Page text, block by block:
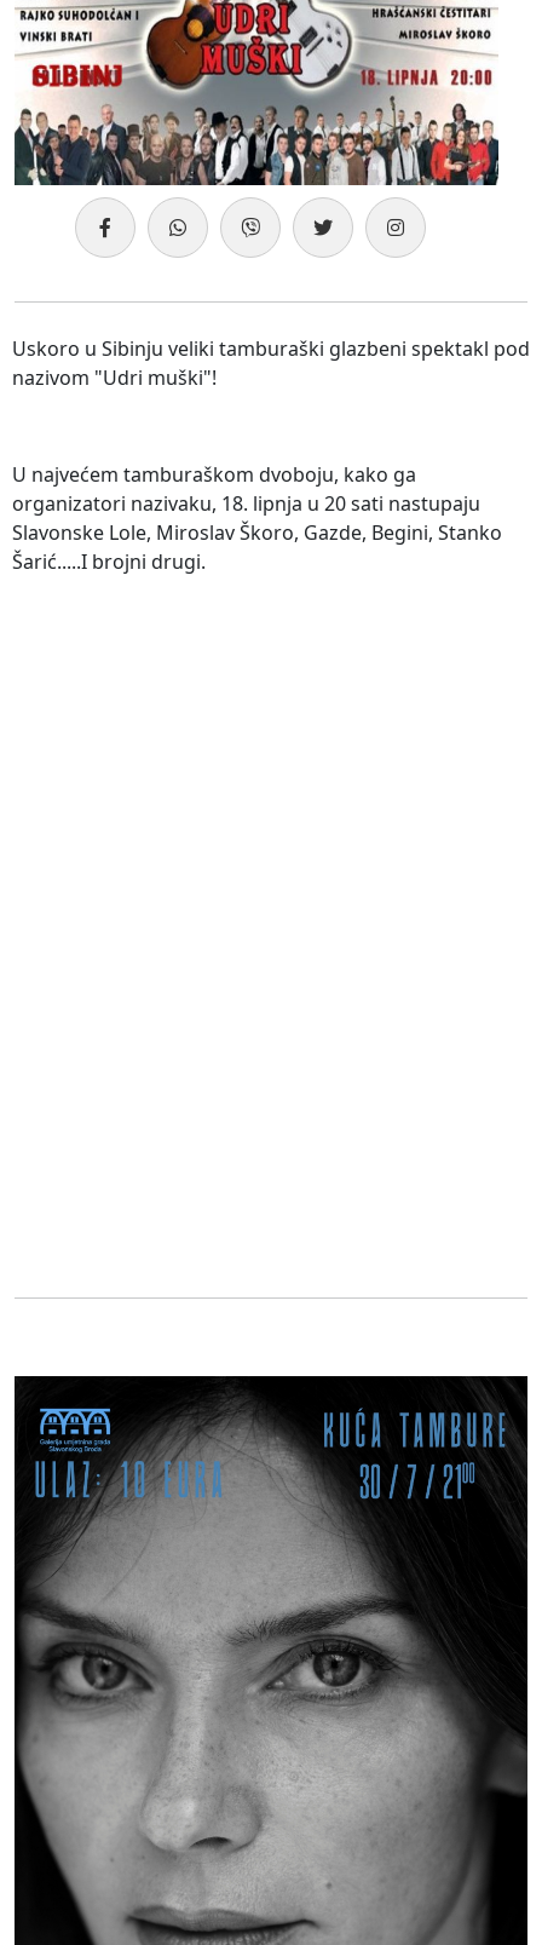
Uskoro u Sibinju veliki tamburaški glazbeni spektakl pod
nazivom "Udri muški"!
U najvećem tamburaškom dvoboju, kako ga
organizatori nazivaku, 18. lipnja u 20 sati nastupaju
Slavonske Lole, Miroslav Škoro, Gazde, Begini, Stanko
Šarić.....I brojni drugi.